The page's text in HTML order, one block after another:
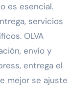
es esencial.
servicios
OLVA
envío y
entrega el
mejor se ajuste